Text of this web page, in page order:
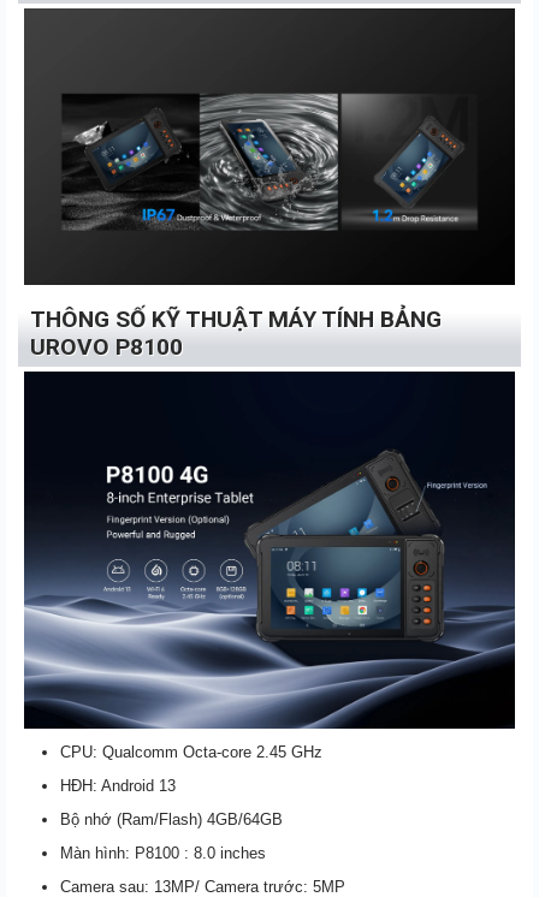
THÔNG SỐ KỸ THUẬT MÁY TÍNH BẢNG
UROVO P8100
CPU: Qualcomm Octa-core 2.45 GHz
HĐH: Android 13
Bộ nhớ (Ram/Flash) 4GB/64GB
Màn hình: P8100 : 8.0 inches
Camera sau: 13MP/ Camera trước: 5MP